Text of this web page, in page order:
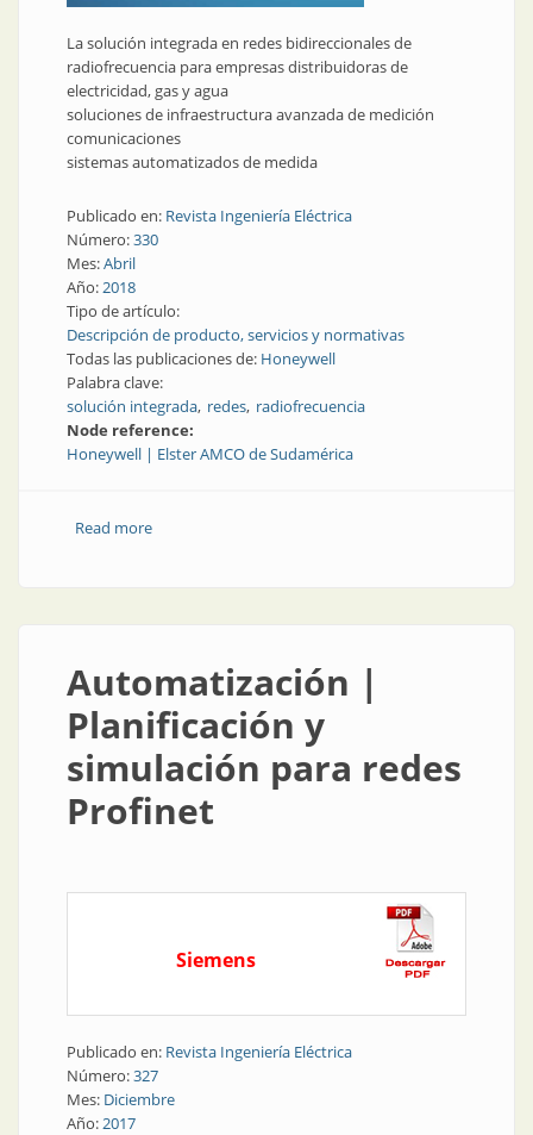
La solución integrada en redes bidireccionales de
radiofrecuencia para empresas distribuidoras de
electricidad, gas y agua
soluciones de infraestructura avanzada de medición
comunicaciones
sistemas automatizados de medida
Publicado en: Revista Ingeniería Eléctrica
Número:330
Mes:Abril
Año:2018
Tipo de artículo:
Descripción de producto, servicios y normativas
Todas las publicaciones de: Honeywell
Palabra clave:
solución integrada redes radiofrecuencia
Node reference:
Honeywell | Elster AMCO de Sudamérica
Read moreabout Sistema EnergyAxis
Automatización |
Planificación y
simulación para redes
Profinet
Siemens
Publicado en: Revista Ingeniería Eléctrica
Número:327
Mes: Diciembre
Año:2017